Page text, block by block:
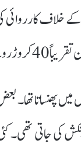
تھا۔ بعض
کی جاتی تھی۔